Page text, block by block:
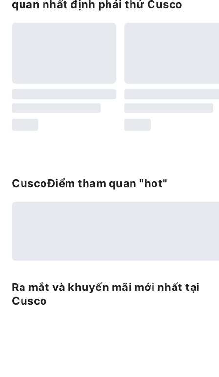
quan nhất định phải thử Cusco
CuscoĐiểm tham quan "hot"
Ra mắt và khuyến mãi mới nhất tại
Cusco